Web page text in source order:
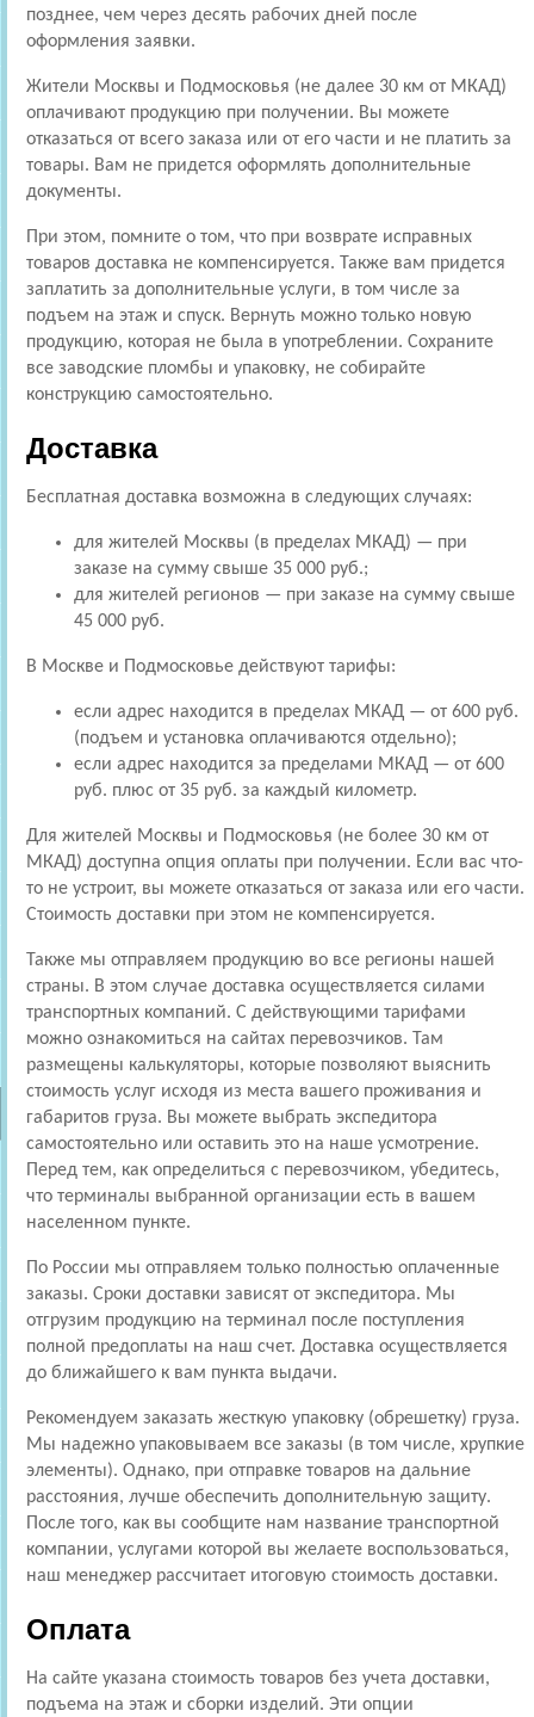
позднее, чем через десять рабочих дней после
оформления заявки.
Жители Москвы и Подмосковья (не далее 30 км от МКАД)
оплачивают продукцию при получении. Вы можете
отказаться от всего заказа или от его части и не платить за
товары. Вам не придется оформлять дополнительные
документы.
При этом, помните о том, что при возврате исправных
товаров доставка не компенсируется. Также вам придется
заплатить за дополнительные услуги, в том числе за
подъем на этаж и спуск. Вернуть можно только новую
продукцию, которая не была в употреблении. Сохраните
все заводские пломбы и упаковку, не собирайте
конструкцию самостоятельно.
Доставка
Бесплатная доставка возможна в следующих случаях:
для жителей Москвы (в пределах МКАД) — при
заказе на сумму свыше 35 000 руб.;
для жителей регионов — при заказе на сумму свыше
45 000 руб.
В Москве и Подмосковье действуют тарифы:
если адрес находится в пределах МКАД — от 600 руб.
(подъем и установка оплачиваются отдельно);
если адрес находится за пределами МКАД — от 600
руб. плюс от 35 руб. за каждый километр.
Для жителей Москвы и Подмосковья (не более 30 км от
МКАД) доступна опция оплаты при получении. Если вас что-
то не устроит, вы можете отказаться от заказа или его части.
Стоимость доставки при этом не компенсируется.
Также мы отправляем продукцию во все регионы нашей
страны. В этом случае доставка осуществляется силами
транспортных компаний. С действующими тарифами
можно ознакомиться на сайтах перевозчиков. Там
размещены калькуляторы, которые позволяют выяснить
стоимость услуг исходя из места вашего проживания и
габаритов груза. Вы можете выбрать экспедитора
самостоятельно или оставить это на наше усмотрение.
Перед тем, как определиться с перевозчиком, убедитесь,
что терминалы выбранной организации есть в вашем
населенном пункте.
По России мы отправляем только полностью оплаченные
заказы. Сроки доставки зависят от экспедитора. Мы
отгрузим продукцию на терминал после поступления
полной предоплаты на наш счет. Доставка осуществляется
до ближайшего к вам пункта выдачи.
Рекомендуем заказать жесткую упаковку (обрешетку) груза.
Мы надежно упаковываем все заказы (в том числе, хрупкие
элементы). Однако, при отправке товаров на дальние
расстояния, лучше обеспечить дополнительную защиту.
После того, как вы сообщите нам название транспортной
компании, услугами которой вы желаете воспользоваться,
наш менеджер рассчитает итоговую стоимость доставки.
Оплата
На сайте указана стоимость товаров без учета доставки,
подъема на этаж и сборки изделий. Эти опции